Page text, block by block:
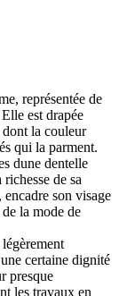
représentée de
est drapée
dont la couleur
qui la parment.
dune dentelle
de sa
son visage
la mode de
certaine dignité
presque
les travaux en